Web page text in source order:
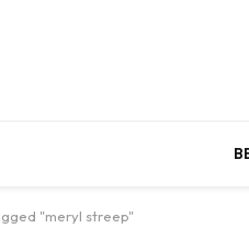
"meryl streep"